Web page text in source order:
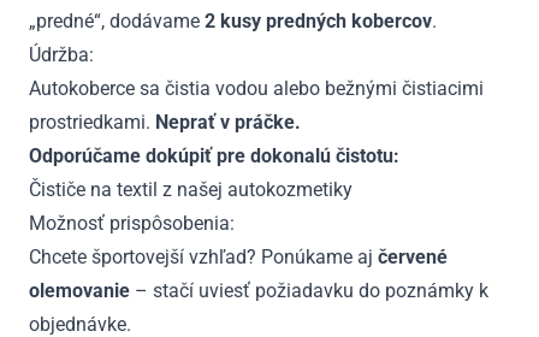
„predné“, dodávame 2 kusy predných kobercov.
Údržba:
Autokoberce sa čistia vodou alebo bežnými čistiacimi
prostriedkami. Neprať v práčke.
Odporúčame dokúpiť pre dokonalú čistotu:
Čističe na textil z našej autokozmetiky
Možnosť prispôsobenia:
Chcete športovejší vzhľad? Ponúkame aj červené
olemovanie – stačí uviesť požiadavku do poznámky k
objednávke.